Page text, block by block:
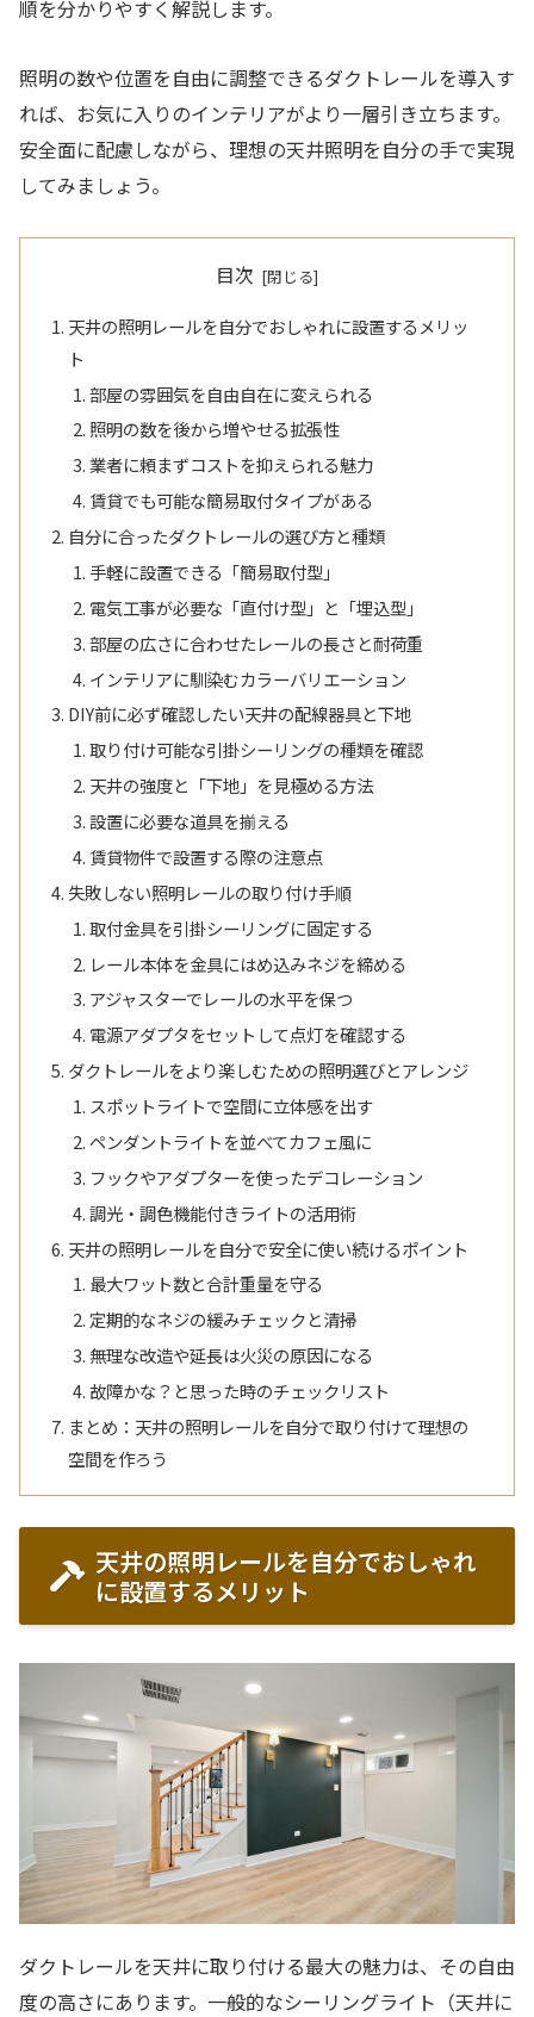
順を分かりやすく解説します。
照明の数や位置を自由に調整できるダクトレールを導入す
れば、お気に入りのインテリアがより一層引き立ちます。
安全面に配慮しながら、理想の天井照明を自分の手で実現
してみましょう。
目次
天井の照明レールを自分でおしゃれに設置するメリッ
ト
部屋の雰囲気を自由自在に変えられる
照明の数を後から増やせる拡張性
業者に頼まずコストを抑えられる魅力
賃貸でも可能な簡易取付タイプがある
自分に合ったダクトレールの選び方と種類
手軽に設置できる「簡易取付型」
電気工事が必要な「直付け型」と「埋込型」
部屋の広さに合わせたレールの長さと耐荷重
インテリアに馴染むカラーバリエーション
DIY前に必ず確認したい天井の配線器具と下地
取り付け可能な引掛シーリングの種類を確認
天井の強度と「下地」を見極める方法
設置に必要な道具を揃える
賃貸物件で設置する際の注意点
失敗しない照明レールの取り付け手順
取付金具を引掛シーリングに固定する
レール本体を金具にはめ込みネジを締める
アジャスターでレールの水平を保つ
電源アダプタをセットして点灯を確認する
ダクトレールをより楽しむための照明選びとアレンジ
スポットライトで空間に立体感を出す
ペンダントライトを並べてカフェ風に
フックやアダプターを使ったデコレーション
調光・調色機能付きライトの活用術
天井の照明レールを自分で安全に使い続けるポイント
最大ワット数と合計重量を守る
定期的なネジの緩みチェックと清掃
無理な改造や延長は火災の原因になる
故障かな？と思った時のチェックリスト
まとめ：天井の照明レールを自分で取り付けて理想の
空間を作ろう
天井の照明レールを自分でおしゃれ
に設置するメリット
ダクトレールを天井に取り付ける最大の魅力は、その自由
度の高さにあります。一般的なシーリングライト（天井に